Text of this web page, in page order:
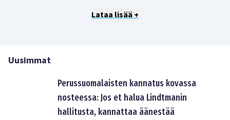
Lataa lisää +
Uusimmat
Perussuomalaisten kannatus kovassa
nosteessa: Jos et halua Lindtmanin
hallitusta, kannattaa äänestää